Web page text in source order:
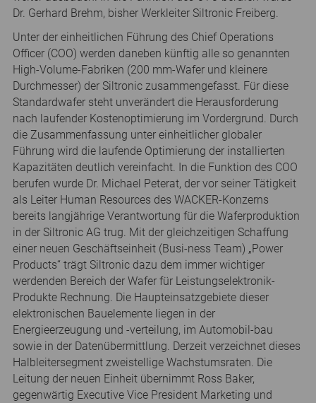
Dr. Gerhard Brehm, bisher Werkleiter Siltronic Freiberg.
Unter der einheitlichen Führung des Chief Operations
Officer (COO) werden daneben künftig alle so genannten
High-Volume-Fabriken (200 mm-Wafer und kleinere
Durchmesser) der Siltronic zusammengefasst. Für diese
Standardwafer steht unverändert die Herausforderung
nach laufender Kostenoptimierung im Vordergrund. Durch
die Zusammenfassung unter einheitlicher globaler
Führung wird die laufende Optimierung der installierten
Kapazitäten deutlich vereinfacht. In die Funktion des COO
berufen wurde Dr. Michael Peterat, der vor seiner Tätigkeit
als Leiter Human Resources des WACKER-Konzerns
bereits langjährige Verantwortung für die Waferproduktion
in der Siltronic AG trug. Mit der gleichzeitigen Schaffung
einer neuen Geschäftseinheit (Busi-ness Team) „Power
Products“ trägt Siltronic dazu dem immer wichtiger
werdenden Bereich der Wafer für Leistungselektronik-
Produkte Rechnung. Die Haupteinsatzgebiete dieser
elektronischen Bauelemente liegen in der
Energieerzeugung und -verteilung, im Automobil-bau
sowie in der Datenübermittlung. Derzeit verzeichnet dieses
Halbleitersegment zweistellige Wachstumsraten. Die
Leitung der neuen Einheit übernimmt Ross Baker,
gegenwärtig Executive Vice President Marketing und